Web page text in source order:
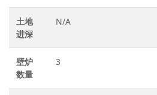
土地
进深
N/A
壁炉
数量
3